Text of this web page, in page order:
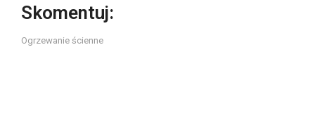
Skomentuj:
Ogrzewanie ścienne